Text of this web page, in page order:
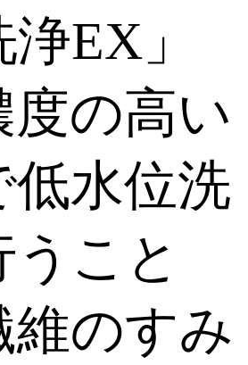
EX」
度の高い
低水位洗
こと
維のすみ